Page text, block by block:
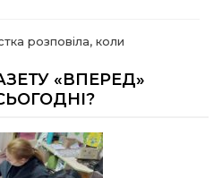
розповіла, коли
виплати та статус
«ВПЕРЕД»